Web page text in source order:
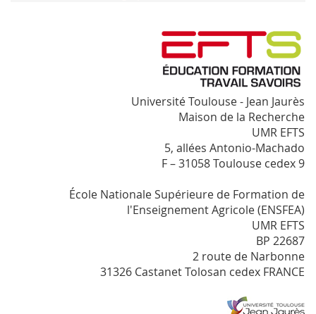
Université Toulouse - Jean Jaurès
Maison de la Recherche
UMR EFTS
5, allées Antonio-Machado
F – 31058 Toulouse cedex 9
École Nationale Supérieure de Formation de
l'Enseignement Agricole (ENSFEA)
UMR EFTS
BP 22687
2 route de Narbonne
31326 Castanet Tolosan cedex FRANCE